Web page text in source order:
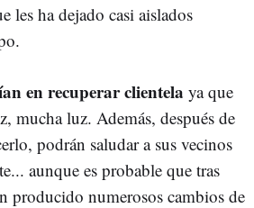
les ha dejado casi aislados
en recuperar clientela ya que
mucha luz. Además, después de
podrán saludar a sus vecinos
aunque es probable que tras
producido numerosos cambios de